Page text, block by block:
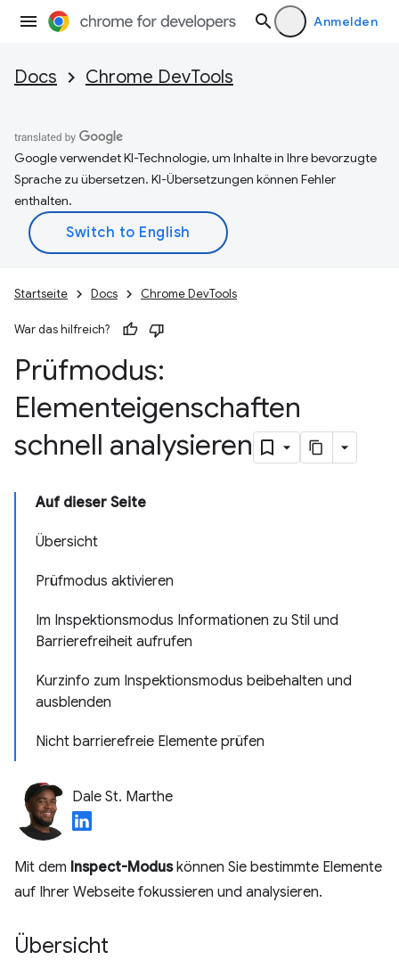
Anmelden
Docs Chrome DevTools
Google verwendet KI-Technologie, um Inhalte in Ihre bevorzugte
Sprache zu übersetzen. KI-Übersetzungen können Fehler
enthalten.
Startseite Docs Chrome DevTools
War das hilfreich?
Prüfmodus:
Elementeigenschaften
schnell analysieren
Auf dieser Seite
Übersicht
Prüfmodus aktivieren
Im Inspektionsmodus Informationen zu Stil und
Barrierefreiheit aufrufen
Kurzinfo zum Inspektionsmodus beibehalten und
ausblenden
Nicht barrierefreie Elemente prüfen
Dale St. Marthe
Mit dem Inspect-Moduskönnen Sie bestimmte Elemente
auf Ihrer Webseite fokussieren und analysieren.
Übersicht